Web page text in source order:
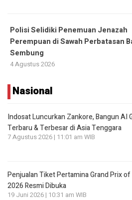
Polisi Selidiki Penemuan Jenazah
Perempuan di Sawah Perbatasan
Sembung
4 Agustus 2026
Nasional
Indosat Luncurkan Zankore, Bangun AI
Terbaru & Terbesar di Asia Tenggara
7 Agustus 2026 | 11:01 am WIB
Penjualan Tiket Pertamina Grand Prix
2026 Resmi Dibuka
19 Juni 2026 | 10:31 am WIB